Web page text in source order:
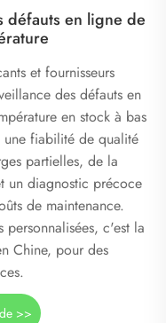
défauts en ligne de
et fournisseurs
des défauts en
en stock à bas
une fiabilité de qualité
partielles, de la
un diagnostic précoce
de maintenance.
c'est la
Chine, pour des
>>